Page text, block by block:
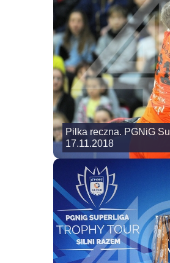
Pilka reczna. PGNiG
17.11.2018